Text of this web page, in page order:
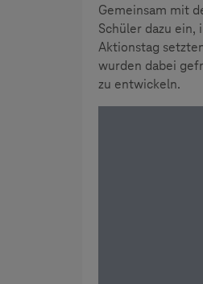
Gemeinsam mit
Schüler dazu ein,
Aktionstag
wurden dabei
zu entwickeln.